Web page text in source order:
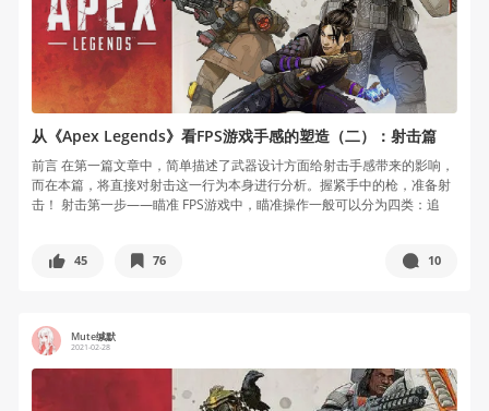
从《Apex Legends》看FPS游戏手感的塑造（二）：射击篇
前言 在第一篇文章中，简单描述了武器设计方面给射击手感带来的影响，
而在本篇，将直接对射击这一行为本身进行分析。握紧手中的枪，准备射
击！ 射击第一步——瞄准 FPS游戏中，瞄准操作一般可以分为四类：追
45 76 10
Mute缄默
2021-02-28